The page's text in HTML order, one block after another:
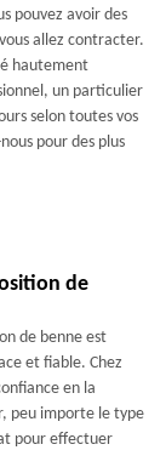
pouvez avoir des
allez contracter.
hautement
un particulier
selon toutes vos
pour des plus
de
de benne est
et fiable. Chez
en la
peu importe le type
pour effectuer